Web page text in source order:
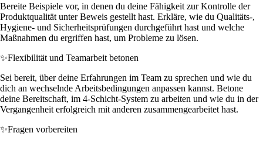
Bereite Beispiele vor, in denen du deine Fähigkeit zur Kontrolle der
Produktqualität unter Beweis gestellt hast. Erkläre, wie du Qualitäts-,
Hygiene- und Sicherheitsprüfungen durchgeführt hast und welche
Maßnahmen du ergriffen hast, um Probleme zu lösen.
✨Flexibilität und Teamarbeit betonen
Sei bereit, über deine Erfahrungen im Team zu sprechen und wie du
dich an wechselnde Arbeitsbedingungen anpassen kannst. Betone
deine Bereitschaft, im 4-Schicht-System zu arbeiten und wie du in der
Vergangenheit erfolgreich mit anderen zusammengearbeitet hast.
✨Fragen vorbereiten